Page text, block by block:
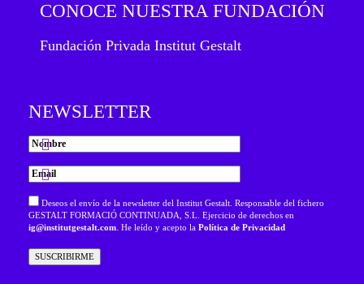
CONOCE NUESTRA FUNDACIÓN
Fundación Privada Institut Gestalt
NEWSLETTER
Deseos el envío de la newsletter del Institut Gestalt. Responsable del fichero
GESTALT FORMACIÓ CONTINUADA, S.L. Ejercicio de derechos en
ig@institutgestalt.com. He leído y acepto la Política de Privacidad